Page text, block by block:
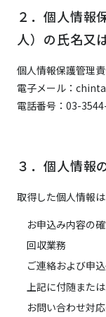
２．個人情報
人）の氏名又
個人情報保護管理
電子メール：
電話番号： 03-
３．個人情報
取得した個人情報
お申込み内容の
回収業務
ご連絡および申
上記に付随また
お問い合わせ対